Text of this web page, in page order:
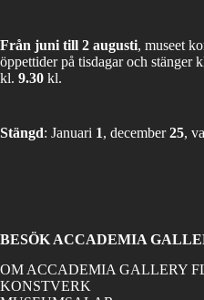
Från juni till 2 augusti, museet
öppettider på tisdagar och stänger
kl. 9.30 kl.
Stängd: Januari 1, december25,
BESÖK ACCADEMIA
OM ACCADEMIA GALLERY
KONSTVERK